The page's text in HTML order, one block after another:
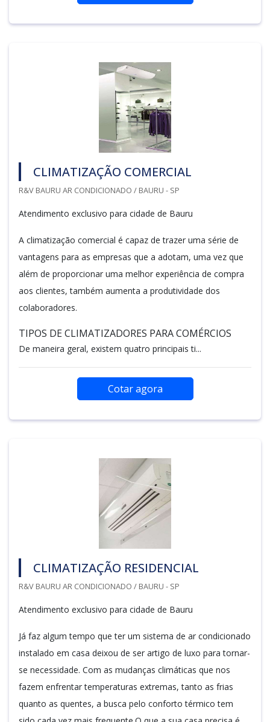
CLIMATIZAÇÃO COMERCIAL
R&V BAURU AR CONDICIONADO / BAURU - SP
Atendimento exclusivo para cidade de Bauru
A climatização comercial é capaz de trazer uma série de
vantagens para as empresas que a adotam, uma vez que
além de proporcionar uma melhor experiência de compra
aos clientes, também aumenta a produtividade dos
colaboradores.
TIPOS DE CLIMATIZADORES PARA COMÉRCIOS
De maneira geral, existem quatro principais ti...
Cotar agora
CLIMATIZAÇÃO RESIDENCIAL
R&V BAURU AR CONDICIONADO / BAURU - SP
Atendimento exclusivo para cidade de Bauru
Já faz algum tempo que ter um sistema de ar condicionado
instalado em casa deixou de ser artigo de luxo para tornar-
se necessidade. Com as mudanças climáticas que nos
fazem enfrentar temperaturas extremas, tanto as frias
quanto as quentes, a busca pelo conforto térmico tem